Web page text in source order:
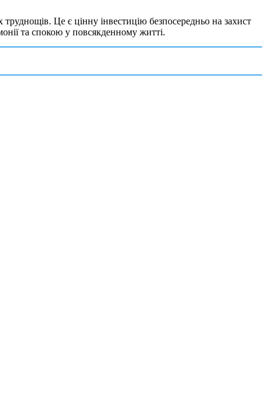
Це є цінну інвестицію безпосередньо на захист
та спокою у повсякденному житті.